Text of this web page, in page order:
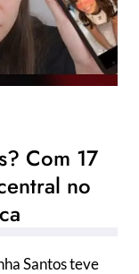
Com 17
no
Santos teve